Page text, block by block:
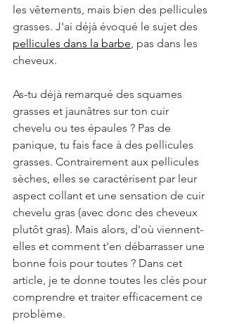
les vêtements, mais bien des pellicules
grasses. J'ai déjà évoqué le sujet des
pellicules dans la barbe, pas dans les
cheveux.
As-tu déjà remarqué des squames
grasses et jaunâtres sur ton cuir
chevelu ou tes épaules ? Pas de
panique, tu fais face à des pellicules
grasses. Contrairement aux pellicules
sèches, elles se caractérisent par leur
aspect collant et une sensation de cuir
chevelu gras (avec donc des cheveux
plutôt gras). Mais alors, d'où viennent-
elles et comment t'en débarrasser une
bonne fois pour toutes ? Dans cet
article, je te donne toutes les clés pour
comprendre et traiter efficacement ce
problème.